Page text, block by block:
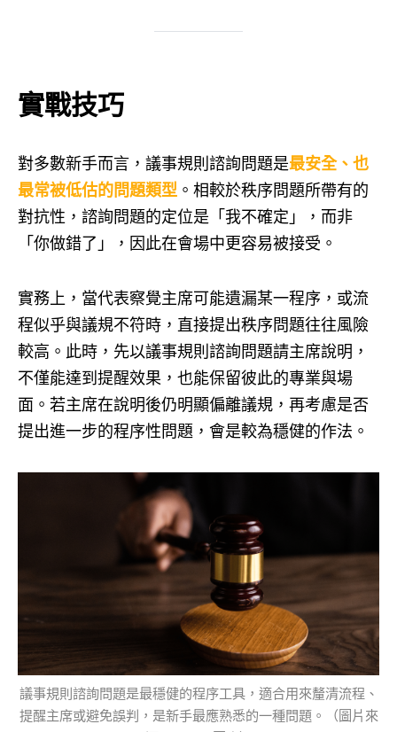
實戰技巧
對多數新手而言，議事規則諮詢問題是最安全、也
最常被低估的問題類型 。相較於秩序問題所帶有的
對抗性，諮詢問題的定位是「我不確定」，而非
「你做錯了」，因此在會場中更容易被接受。
實務上，當代表察覺主席可能遺漏某一程序，或流
程似乎與議規不符時，直接提出秩序問題往往風險
較高。此時，先以議事規則諮詢問題請主席說明，
不僅能達到提醒效果，也能保留彼此的專業與場
面。若主席在說明後仍明顯偏離議規，再考慮是否
提出進一步的程序性問題，會是較為穩健的作法。
議事規則諮詢問題是最穩健的程序工具，適合用來釐清流程、
提醒主席或避免誤判，是新手最應熟悉的一種問題。（圖片來